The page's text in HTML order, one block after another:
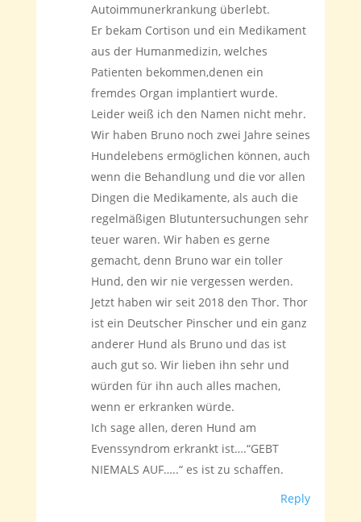
Autoimmunerkrankung überlebt.
Er bekam Cortison und ein Medikament
aus der Humanmedizin, welches
Patienten bekommen,denen ein
fremdes Organ implantiert wurde.
Leider weiß ich den Namen nicht mehr.
Wir haben Bruno noch zwei Jahre seines
Hundelebens ermöglichen können, auch
wenn die Behandlung und die vor allen
Dingen die Medikamente, als auch die
regelmäßigen Blutuntersuchungen sehr
teuer waren. Wir haben es gerne
gemacht, denn Bruno war ein toller
Hund, den wir nie vergessen werden.
Jetzt haben wir seit 2018 den Thor. Thor
ist ein Deutscher Pinscher und ein ganz
anderer Hund als Bruno und das ist
auch gut so. Wir lieben ihn sehr und
würden für ihn auch alles machen,
wenn er erkranken würde.
Ich sage allen, deren Hund am
Evenssyndrom erkrankt ist….“GEBT
NIEMALS AUF…..“ es ist zu schaffen.
Reply